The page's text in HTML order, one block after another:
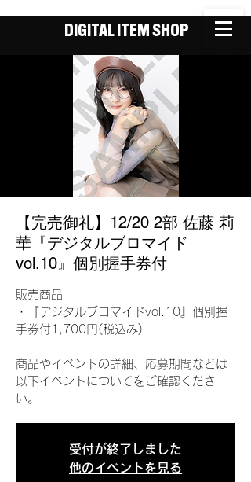
DIGITAL ITEM SHOP
【完売御礼】12/20 2部 佐藤 莉
華『デジタルブロマイド
vol.10』個別握手券付
販売商品
・『デジタルブロマイドvol.10』個別握
手券付1,700円(税込み)
商品やイベントの詳細、応募期間などは
以下イベントについてをご確認くださ
い。
受付が終了しました
他のイベントを見る